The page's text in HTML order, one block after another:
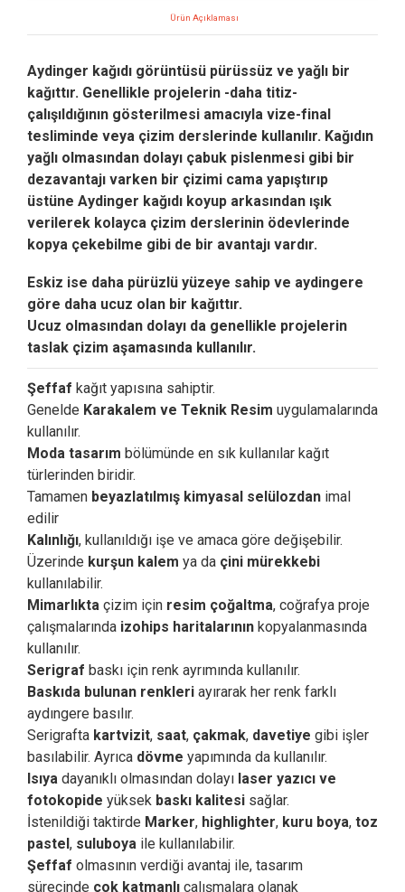
Ürün Açıklaması
Aydinger kağıdı görüntüsü pürüssüz ve yağlı bir
kağıttır. Genellikle projelerin -daha titiz-
çalışıldığının gösterilmesi amacıyla vize-final
tesliminde veya çizim derslerinde kullanılır. Kağıdın
yağlı olmasından dolayı çabuk pislenmesi gibi bir
dezavantajı varken bir çizimi cama yapıştırıp
üstüne Aydinger kağıdı koyup arkasından ışık
verilerek kolayca çizim derslerinin ödevlerinde
kopya çekebilme gibi de bir avantajı vardır.
Eskiz ise daha pürüzlü yüzeye sahip ve aydingere
göre daha ucuz olan bir kağıttır.
Ucuz olmasından dolayı da genellikle projelerin
taslak çizim aşamasında kullanılır.
Şeffaf kağıt yapısına sahiptir.
Genelde Karakalem ve Teknik Resim uygulamalarında
kullanılır.
Moda tasarım bölümünde en sık kullanılar kağıt
türlerinden biridir.
Tamamen beyazlatılmış kimyasal selülozdan imal
edilir
Kalınlığı, kullanıldığı işe ve amaca göre değişebilir.
Üzerinde kurşun kalem ya da çini mürekkebi
kullanılabilir.
Mimarlıkta çizim için resim çoğaltma, coğrafya proje
çalışmalarında izohips haritalarının kopyalanmasında
kullanılır.
Serigraf baskı için renk ayrımında kullanılır.
Baskıda bulunan renkleri ayırarak her renk farklı
aydıngere basılır.
Serigrafta kartvizit, saat, çakmak, davetiye gibi işler
basılabilir. Ayrıca dövme yapımında da kullanılır.
Isıya dayanıklı olmasından dolayı laser yazıcı ve
fotokopide yüksek baskı kalitesi sağlar.
İstenildiği taktirde Marker, highlighter, kuru boya, toz
pastel, suluboya ile kullanılabilir.
Şeffaf olmasının verdiği avantaj ile, tasarım
sürecinde çok katmanlı çalışmalara olanak